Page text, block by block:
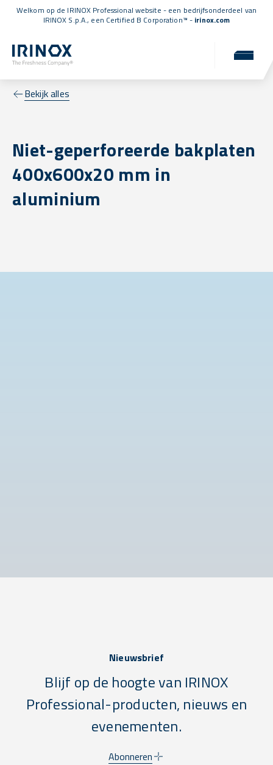
Welkom op de IRINOX Professional website - een bedrijfsonderdeel van
IRINOX S.p.A., een Certified B Corporation™ - irinox.com
Bekijk alles
Niet-geperforeerde bakplaten
400x600x20 mm in
aluminium
Nieuwsbrief
Blijf op de hoogte van IRINOX
Professional-producten, nieuws en
evenementen.
Abonneren